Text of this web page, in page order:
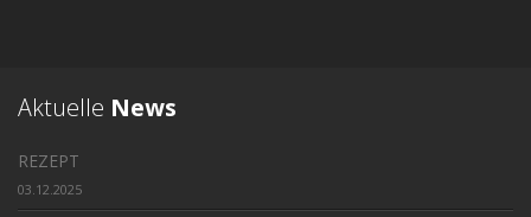
Aktuelle News
REZEPT
03.12.2025